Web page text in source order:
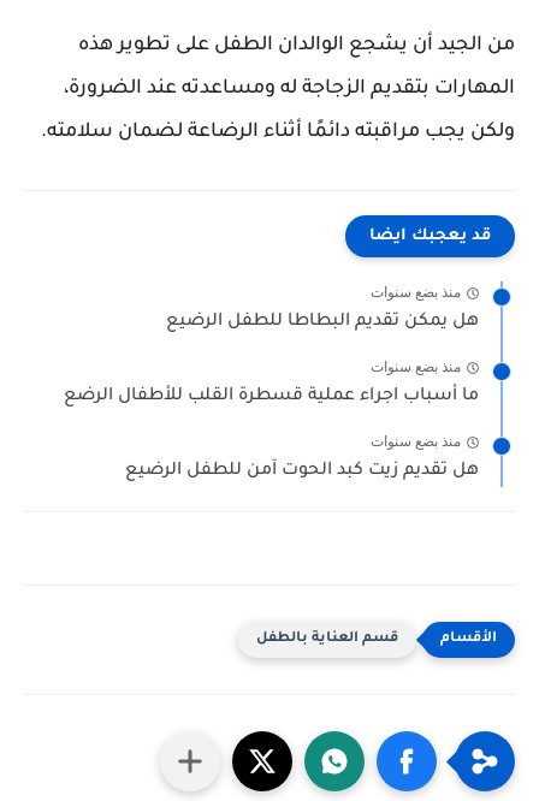
من الجيد أن يشجع الوالدان الطفل على تطوير هذه
المهارات بتقديم الزجاجة له ومساعدته عند الضرورة،
ولكن يجب مراقبته دائمًا أثناء الرضاعة لضمان سلامته.
قد يعجبك ايضا
منذ بضع سنوات
هل يمكن تقديم البطاطا للطفل الرضيع
منذ بضع سنوات
ما أسباب اجراء عملية قسطرة القلب للأطفال الرضع
منذ بضع سنوات
هل تقديم زيت كبد الحوت آمن للطفل الرضيع
قسم العناية بالطفل